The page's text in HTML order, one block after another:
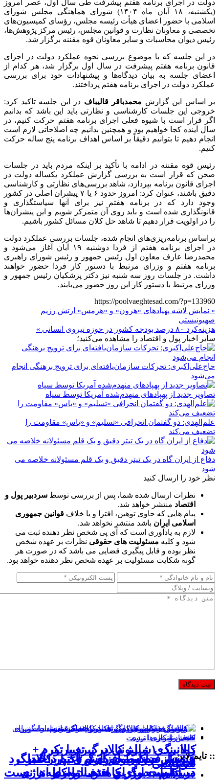
دولت در اجرای برنامه هفتم پیشرفت طی سال اول، عصر امروز
(یکشنبه، ۱۸ آبان ماه ۱۴۰۴) شورای هماهنگی مجلس شورای
اسلامی با حضور اعضای هیأت رئیسه مجلس، رؤسای کمیسیون‌های
تخصصی و معاونان نظارت و قوانین مجلس، رئیس مرکز پژوهش‌ها،
رئیس دیوان محاسبات و سایر معاونان قوه مقننه برگزار شد.
در این جلسه که با موضوع بررسی نحوه عملکرد دولت در اجرای
قانون برنامه هفتم پیشرفت در سال اول برگزار شد، هر کدام از
اعضای جلسه به بیان دیدگاه‌ها و پیشنهادات خود برای بررسی
عملکرد دولت در اجرای برنامه هفتم پرداختند.
بر اساس این گزارش محمدباقر قالیباف در این جلسه تاکید کرد:
خروجی این جلسات کارشناسی و نظارتی باید این باشد که بدانیم
اگر قرار است با شیوه فعلی اجرای برنامه هفتم حرکت کنیم، در
سال آینده کجا خواهیم بود و همچنین بدانیم چه اصلاحاتی لازم است
انجام دهیم تا بتوانیم دقیقاً بر اساس اهداف برنامه پنج ساله حرکت
کنیم.
رئیس قوه مقننه در ادامه با تأکید بر اینکه مردم باید در جلسات
صحن که قرار است به بررسی گزارش عملکرد یکساله دولت در
اجرای قانون برنامه بپردازد، شاهد بررسی‌های نظارتی و کارشناسی
دقیق باشند، عنوان کرد: امروز حدود ۶ یا ۷ پیشران اصلی در کشور
وجود دارد که در برنامه هفتم نیز برای آنها سیاستگذاری و
قانونگذاری شده است و باید روی آن متمرکز شویم و این پیشران‌ها
را در اولویت قرار دهیم تا شاهد حل کلان مسائل کشور باشیم.
براساس برنامه‌ریزی‌های انجام شده، جلسات بررسی عملکرد دولت
در اجرای برنامه هفتم از فردا دوشنبه ۱۹ آبان آغاز می‌شود و
محمدرضا عارف معاون اول رئیس جمهور و رئیس شورای راهبری
برنامه هفتم و وزرای مرتبط با دستور کار فردا حضور خواهند
داشت. در جلسات روز سه شنبه نیز دکتر پزشکیان رئیس جمهور و
وزرای مرتبط با دستور کار این روز حضور می‌یابند.
https://poolvaeghtesad.com/?p=133960
« نمایش لاشه پهپادهای «هرون» و «هرمس» ارتش رژیم
صهیونیستی
هزینه‌کرد ۸۰ درصد بودجه کشور در حوزه نیروی انسانی »
سایر اخبار پول و اقتصاد را مشاهده می‌کنید؛
حاج‌علی‌اکبری: تحرکات سازمان‌یافته‌ای برای ترویج برهنگی انجام
می‌شود
تصاویر جدید از پهپادهای منهدم‌شده آمریکا توسط سپاه
علم‌الهدی: دو گفتمان انحرافی «تسلیم» و «یاس» مقاومت را
تضعیف می‌کند
دفاع از ایران گاه در یک تیتر دقیق و یک قلم مسئولانه خلاصه می
شود
نظر خود را ارسال کنید
نظرات ارسال شده شما، پس از بررسی توسط سردبیر پول و
اقتصاد منتشر خواهد شد.
پیام هایی که حاوی توهین، افترا و یا خلاف قوانین جمهوری
اسلامی ایران باشد منتشر نخواهد شد.
لازم به یادآوری است که آی پی شخص نظر دهنده ثبت می
شود و کلیه مسئولیت های حقوقی نظرات بر عهده شخص
نظر بوده و قابل پیگیری قضایی می باشد که در صورت هر
گونه شکایت مسئولیت بر عهده شخص نظر دهنده خواهد بود.
بررسی ضوابط افزایش اعتبار کالابرگ
در نشست وزرای اقتصاد و کار
عبور از حضورمحوری و تاکید بر عملکرد
در ادارات برای کاهش ناترازی انرژی
زمانبندی شارژ کالابرگ تغییر کرد +
جزئیات
کالابرگ ۱ میلیونی در نبرد با تورم
سه‌رقمی
هشدار فراکسیون کارگری: پرداخت
مستقیم، جایگزین حذف واسطه‌ها نیست
:: تایم لاین
۱۶ مرداد ۱۴۰۵